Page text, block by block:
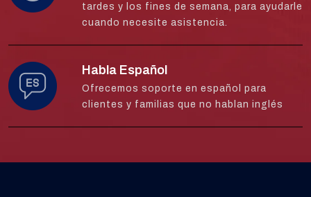
tardes y los fines de semana, para ayudarle
cuando necesite asistencia.
Habla Español
Ofrecemos soporte en español para
clientes y familias que no hablan inglés